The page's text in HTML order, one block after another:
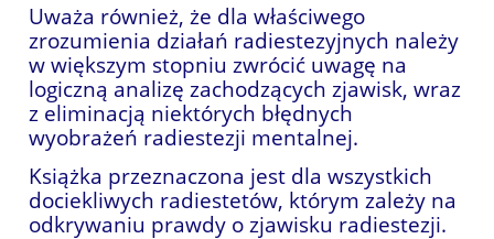
Uważa również, że dla właściwego
zrozumienia działań radiestezyjnych należy
w większym stopniu zwrócić uwagę na
logiczną analizę zachodzących zjawisk, wraz
z eliminacją niektórych błędnych
wyobrażeń radiestezji mentalnej.
Książka przeznaczona jest dla wszystkich
dociekliwych radiestetów, którym zależy na
odkrywaniu prawdy o zjawisku radiestezji.